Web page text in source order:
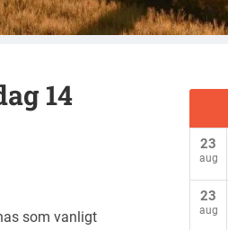
14
som vanligt
23
aug
23
aug